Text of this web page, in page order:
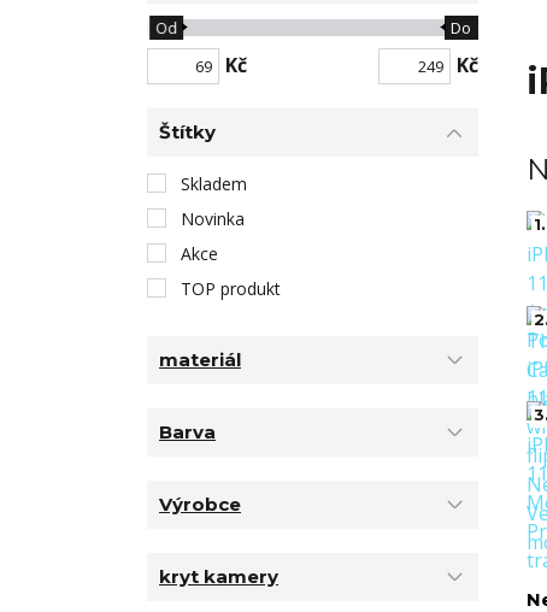
1.
2.
3.
Kč
Od Do
Kč
Štítky
Skladem
Novinka
Akce
TOP produkt
materiál
Barva
Výrobce
kryt kamery